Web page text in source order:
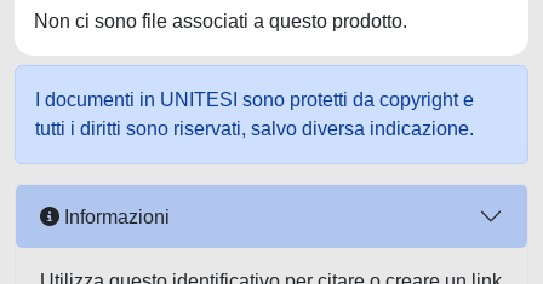
Non ci sono file associati a questo prodotto.
I documenti in UNITESI sono protetti da copyright e
tutti i diritti sono riservati, salvo diversa indicazione.
Informazioni